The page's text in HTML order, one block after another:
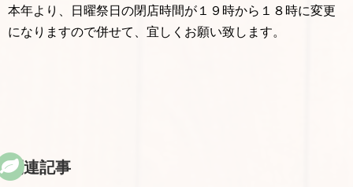
本年より、日曜祭日の閉店時間が１９時から１８時に変更
になりますので併せて、宜しくお願い致します。
関連記事